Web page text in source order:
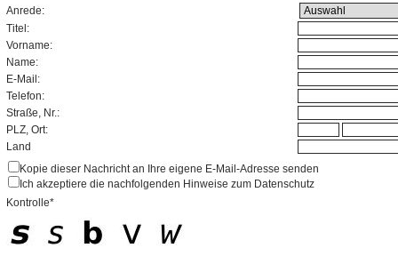
Anrede:
Titel:
Vorname:
Name:
E-Mail:
Telefon:
Straße, Nr.:
PLZ, Ort:
Land
Kopie dieser Nachricht an Ihre eigene E-Mail-Adresse senden
Ich akzeptiere die nachfolgenden Hinweise zum Datenschutz
Kontrolle*